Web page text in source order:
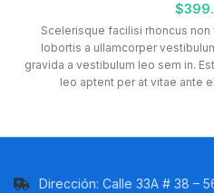
$
Scelerisque facilisi rhoncus
lobortis a ullamcorper
gravida a vestibulum leo sem in.
leo aptent per at vitae ante
Dirección: Calle 33A # 38 –